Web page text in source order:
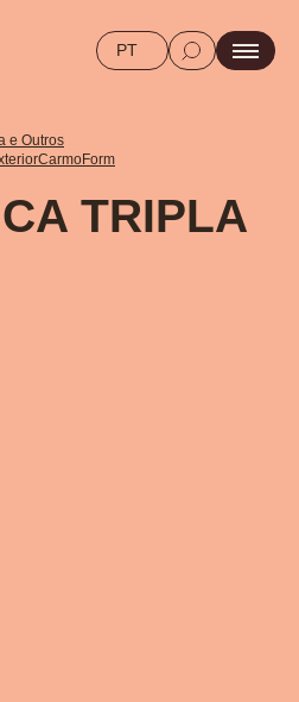
PT
e Outros
CarmoForm
TRIPLA